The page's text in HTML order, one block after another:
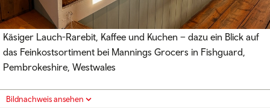
Käsiger Lauch-Rarebit, Kaffee und Kuchen – dazu ein Blick auf
das Feinkostsortiment bei Mannings Grocers in Fishguard,
Pembrokeshire, Westwales
Bildnachweis ansehen